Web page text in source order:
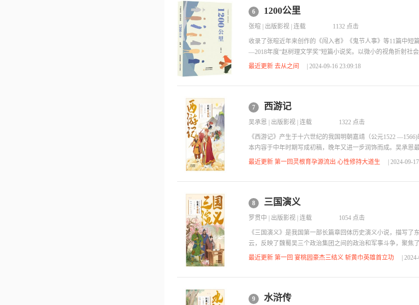
6 1200公里
张暄 出版影视 | 连载 1132 点击
收录了张暄近年来创作的《闯入者》《鬼节人事》等11篇中短
—2018年度“赵树理文学奖”短篇小说奖。以微小的视角折射社
迷离和柔软处的温暖，是张暄小说的特点之一。在《张暄中短
线条简洁却又有一种洞悉隐秘的力量。与此同时，他又有足够
最近更新 去从之间 | 2024-09-16 23:09:18
7 西游记
吴承恩 出版影视 | 连载 1322 点击
《西游记》产生于十六世纪的我国明朝嘉靖（公元1522
本内容于中年时期写成初稿，晚年又进一步润饰而成。吴承恩
为主的故事，改为孙悟空为主的战天斗地史。 《西游记》是中
记》全篇可分为三部分：第一部分(第1-7回)，叙写孙悟空的来
最近更新 第一回灵根育孕源流出 心性修持大道生 | 2024-09-
8 三国演义
罗贯中 出版影视 | 连载 1054 点击
《三国演义》是我国第一部长篇章回体历史演义小说，描写了
云，反映了魏蜀吴三个政治集团之间的政治和军事斗争，聚焦
括了这一时代的历史巨变，塑造了一批叱咤风云的英雄人物。
瘁，死而后已”的高风亮节，具有近世济民再造太平盛世的雄
最近更新 第一回 宴桃园豪杰三结义 斩黄巾英雄首立功 |
9 水浒传